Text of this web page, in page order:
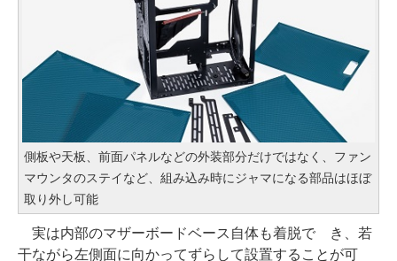
側板や天板、前面パネルなどの外装部分だけではなく、ファン
マウンタのステイなど、組み込み時にジャマになる部品はほぼ
取り外し可能
実は内部のマザーボードベース自体も着脱で き、若
干ながら左側面に向かってずらして設置することが可